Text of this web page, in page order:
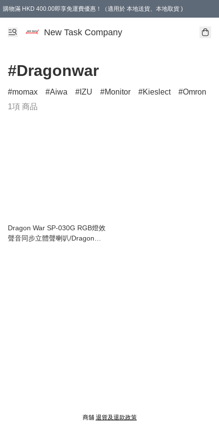
購物滿 HKD 400.00即享免運費優惠！（適用於 本地送貨、本地取貨 )
New Task Company
#Dragonwar
momax Aiwa IZU Monitor Kieslect Omron
1項 商品
Dragon War SP-030G RGB燈效
聲音同步立體聲喇叭/Dragon
商舖 退貨及退款政策